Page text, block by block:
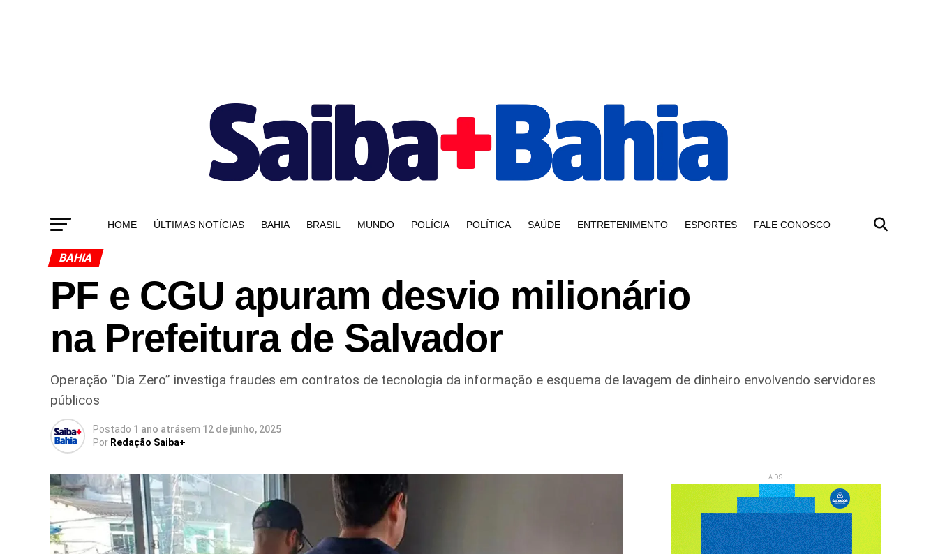
HOME ÚLTIMAS NOTÍCIAS BAHIA BRASIL MUNDO POLÍCIA POLÍTICA SAÚDE ENTRETENIMENTO ESPORTES FALE CONOSCO
BAHIA
PF e CGU apuram desvio milionário
na Prefeitura de Salvador
Operação “Dia Zero” investiga fraudes em contratos de tecnologia da informação e esquema de lavagem de dinheiro envolvendo servidores
públicos
Postado 1 ano atrásem 12 de junho, 2025
Por Redação Saiba+
ADS